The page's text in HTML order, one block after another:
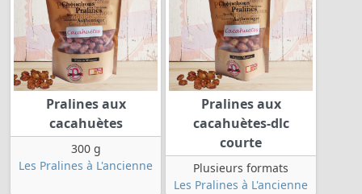
Pralines aux
cacahuètes
300 g
Les Pralines à L'ancienne
Pralines aux
cacahuètes-dlc
courte
Plusieurs formats
Les Pralines à L'ancienne